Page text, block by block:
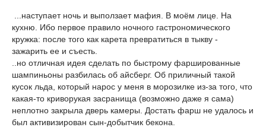
...наступает ночь и выползает мафия. В моём лице. На
кухню. Ибо первое правило ночного гастрономического
кружка: после того как карета превратиться в тыкву -
зажарить ее и съесть.
..но отличная идея сделать по быстрому фаршированные
шампиньоны разбилась об айсберг. Об приличный такой
кусок льда, который нарос у меня в морозилке из-за того, что
какая-то криворукая засранища (возможно даже я сама)
неплотно закрыла дверь камеры. Достать фарш не удалось и
был активизирован сын-добытчик бекона.